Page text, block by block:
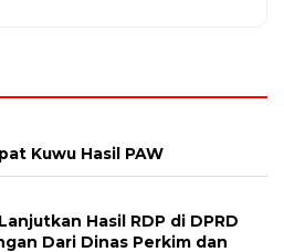
Kuwu Hasil PAW
Hasil RDP di DPRD
Dari Dinas Perkim dan